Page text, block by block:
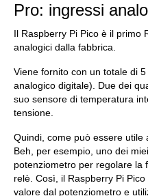
Pro: ingressi
Il Raspberry Pi Pico è il primo
analogici dalla fabbrica.
Viene fornito con un totale di
analogico digitale). Due dei
suo sensore di temperatura
tensione.
Quindi, come può essere
Beh, per esempio, uno dei
potenziometro per regolare la
relè. Così, il Raspberry Pi
valore dal potenziometro e